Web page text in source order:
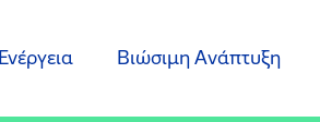
Ενέργεια Βιώσιμη Ανάπτυξη